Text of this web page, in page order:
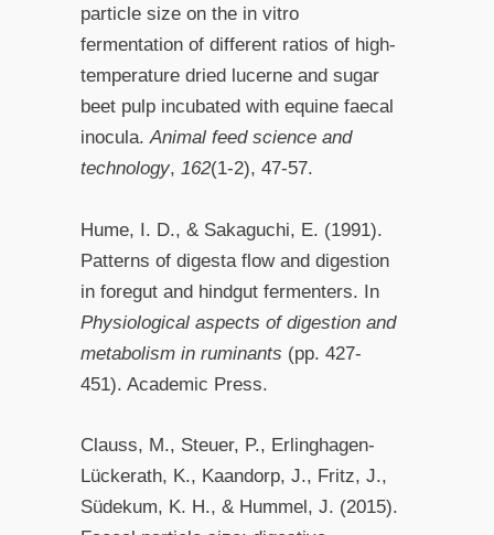
particle size on the in vitro
fermentation of different ratios of high-
temperature dried lucerne and sugar
beet pulp incubated with equine faecal
inocula.Animal feed science and
technology, 162(1-2), 47-57.
Hume, I. D., & Sakaguchi, E. (1991).
Patterns of digesta flow and digestion
in foregut and hindgut fermenters. In
Physiological aspects of digestion and
metabolism in ruminants (pp. 427-
451). Academic Press.
Clauss, M., Steuer, P., Erlinghagen-
Lückerath, K., Kaandorp, J., Fritz, J.,
Südekum, K. H., & Hummel, J. (2015).